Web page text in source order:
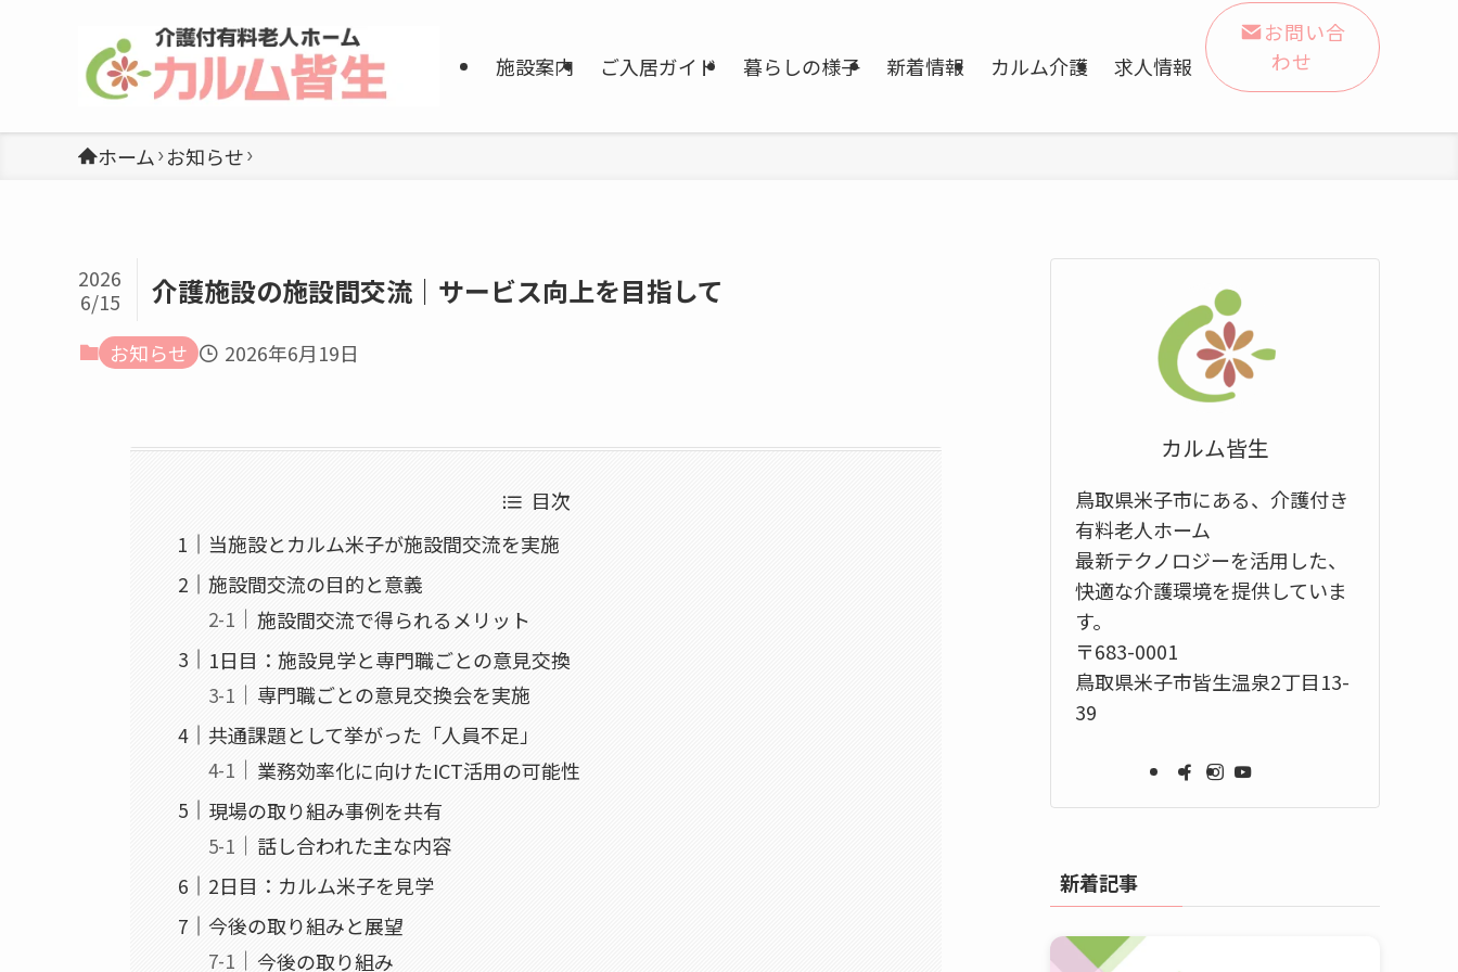
施設案内 ご入居ガイド 暮らしの様子 新着情報 カルム介護 求人情報
お問い合
わせ
ホーム お知らせ
介護施設の施設間交流｜サービス向上を目指して
2026
6/15
お知らせ
2026年6月19日
目次
当施設とカルム米子が施設間交流を実施
施設間交流の目的と意義
施設間交流で得られるメリット
1日目：施設見学と専門職ごとの意見交換
専門職ごとの意見交換会を実施
共通課題として挙がった「人員不足」
業務効率化に向けたICT活用の可能性
現場の取り組み事例を共有
話し合われた主な内容
2日目：カルム米子を見学
今後の取り組みと展望
今後の取り組み
カルム皆生
鳥取県米子市にある、介護付き
有料老人ホーム
最新テクノロジーを活用した、
快適な介護環境を提供していま
す。
〒683-0001
鳥取県米子市皆生温泉2丁目13-
39
新着記事